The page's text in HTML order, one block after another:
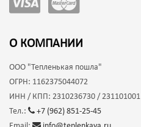
О КОМПАНИИ
ООО "Тепленькая пошла"
ОГРН: 1162375044072
ИНН / КПП: 2310236730 / 231101001
Тел.:
+7 (962) 851-25-45